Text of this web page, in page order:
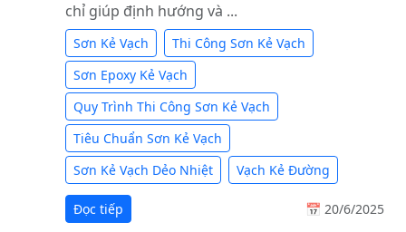
chỉ giúp định hướng và ...
Sơn Kẻ Vạch
Thi Công Sơn Kẻ Vạch
Sơn Epoxy Kẻ Vạch
Quy Trình Thi Công Sơn Kẻ Vạch
Tiêu Chuẩn Sơn Kẻ Vạch
Sơn Kẻ Vạch Dẻo Nhiệt
Vạch Kẻ Đường
Đọc tiếp 📅 20/6/2025